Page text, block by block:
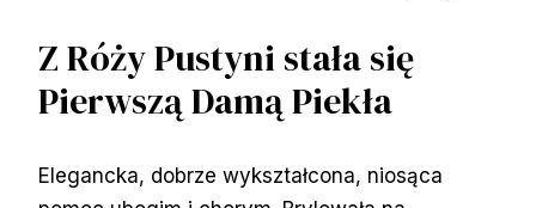
Z Róży Pustyni stała się
Pierwszą Damą Piekła
Elegancka, dobrze wykształcona, niosąca